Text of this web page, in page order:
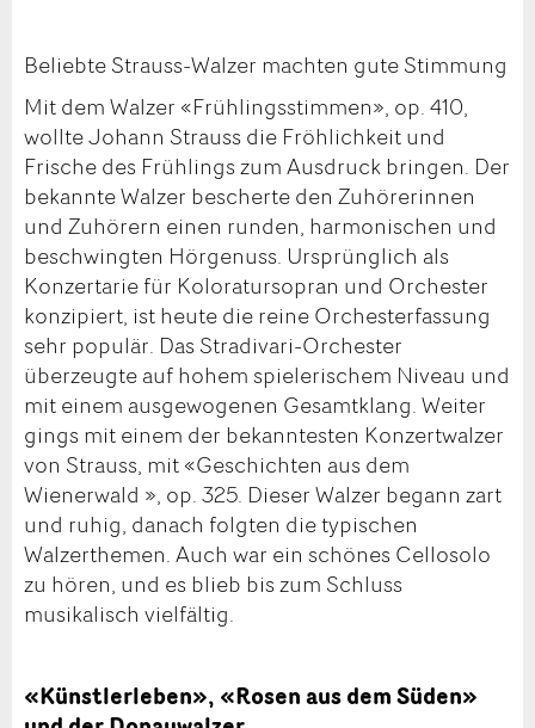
Beliebte Strauss-Walzer machten gute Stimmung
Mit dem Walzer «Frühlingsstimmen», op. 410,
wollte Johann Strauss die Fröhlichkeit und
Frische des Frühlings zum Ausdruck bringen. Der
bekannte Walzer bescherte den Zuhörerinnen
und Zuhörern einen runden, harmonischen und
beschwingten Hörgenuss. Ursprünglich als
Konzertarie für Koloratursopran und Orchester
konzipiert, ist heute die reine Orchesterfassung
sehr populär. Das Stradivari-Orchester
überzeugte auf hohem spielerischem Niveau und
mit einem ausgewogenen Gesamtklang. Weiter
gings mit einem der bekanntesten Konzertwalzer
von Strauss, mit «Geschichten aus dem
Wienerwald », op. 325. Dieser Walzer begann zart
und ruhig, danach folgten die typischen
Walzerthemen. Auch war ein schönes Cellosolo
zu hören, und es blieb bis zum Schluss
musikalisch vielfältig.
«Künstlerleben», «Rosen aus dem Süden»